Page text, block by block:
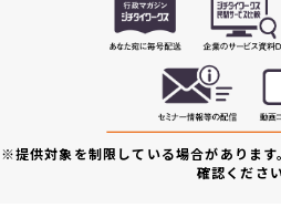
※提供対象を制限している場合がありま
確認ください